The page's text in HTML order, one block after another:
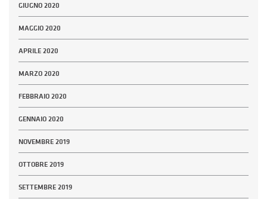
GIUGNO 2020
MAGGIO 2020
APRILE 2020
MARZO 2020
FEBBRAIO 2020
GENNAIO 2020
NOVEMBRE 2019
OTTOBRE 2019
SETTEMBRE 2019